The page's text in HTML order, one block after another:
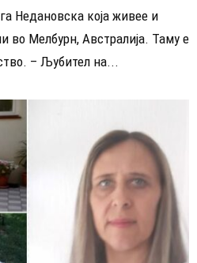
Недановска која живее и
во Мелбурн, Австралија. Таму е
– Љубител на...